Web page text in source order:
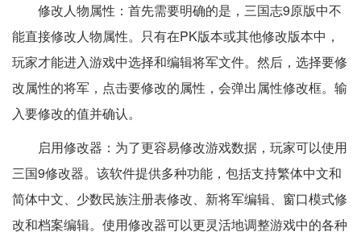
修改人物属性：首先需要明确的是，三国志9原版中不
能直接修改人物属性。只有在PK版本或其他修改版本中，
玩家才能进入游戏中选择和编辑将军文件。然后，选择要修
改属性的将军，点击要修改的属性，会弹出属性修改框。输
入要修改的值并确认。
启用修改器：为了更容易修改游戏数据，玩家可以使用
三国9修改器。该软件提供多种功能，包括支持繁体中文和
简体中文、少数民族注册表修改、新将军编辑、窗口模式修
改和档案编辑。使用修改器可以更灵活地调整游戏中的各种